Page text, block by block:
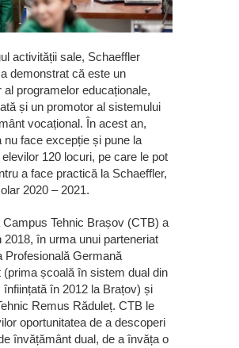
activității sale, Schaeffler
demonstrat că este un
al programelor educaționale,
și un promotor al sistemului
vocațional. În acest an,
nu face excepție și pune la
120 locuri, pe care le pot
a face practică la Schaeffler,
2020 – 2021.
Campus Tehnic Brașov (CTB) a
2018, în urma unui parteneriat
Profesională Germană
(prima școală în sistem dual din
înființată în 2012 la Brațov) și
Remus Răduleț. CTB le
oportunitatea de a descoperi
învățământ dual, de a învăța o